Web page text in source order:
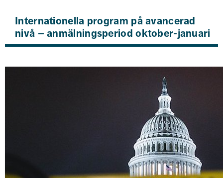
Internationella program på avancerad
nivå – anmälningsperiod oktober-januari